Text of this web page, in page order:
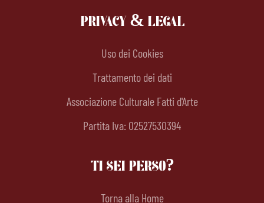
PRIVACY & LEGAL
Uso dei Cookies
Trattamento dei dati
Associazione Culturale Fatti d'Arte
Partita Iva: 02527530394
TI SEI PERSO?
Torna alla Home